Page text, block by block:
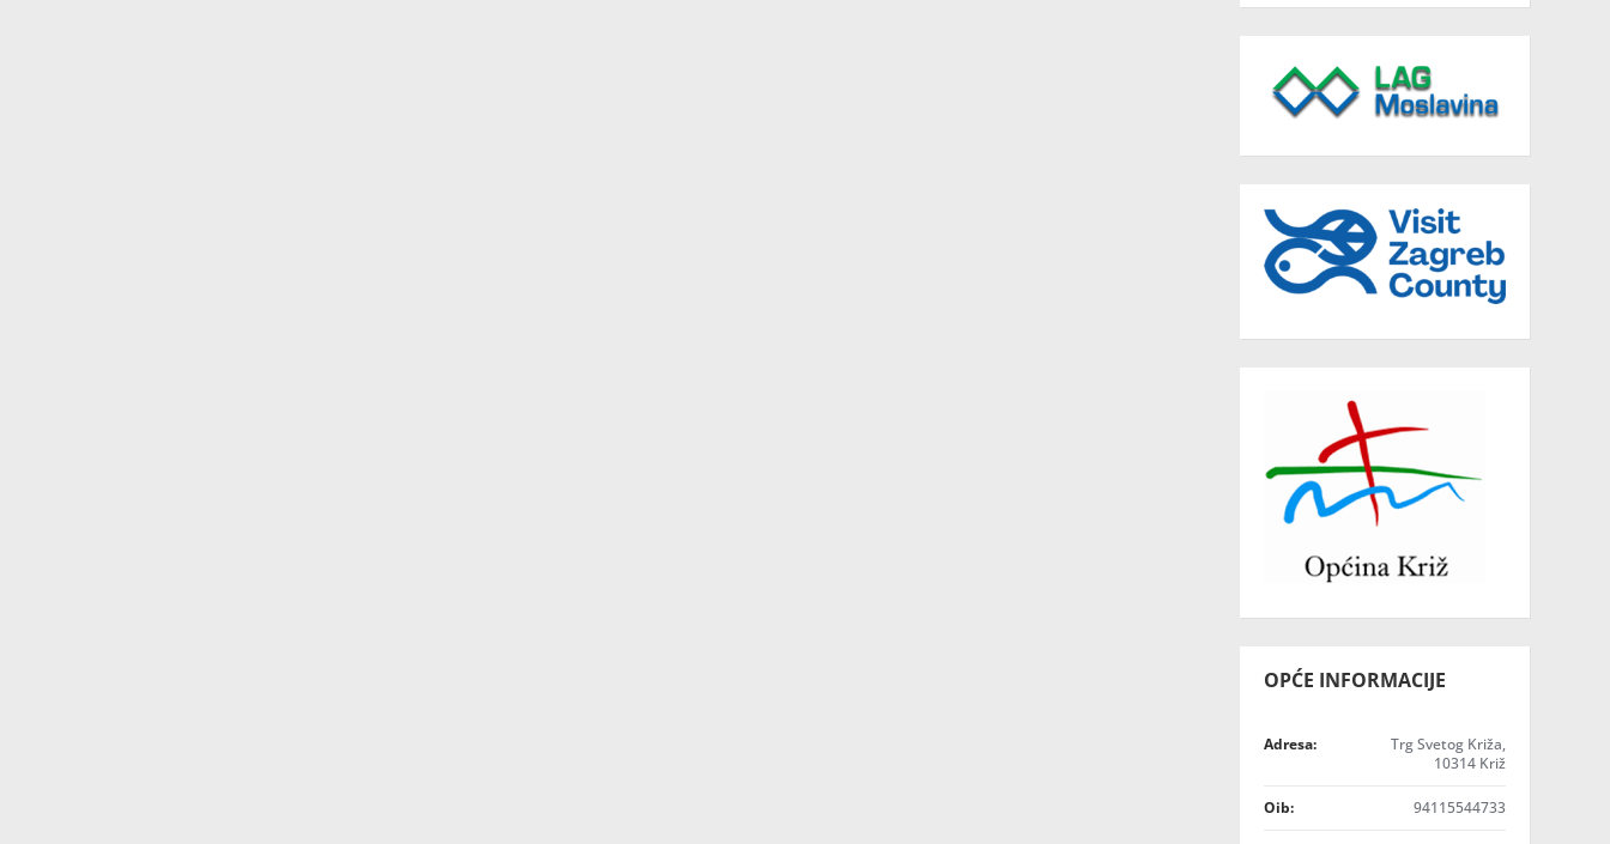
OPĆE INFORMACIJE
Adresa:
Trg Svetog Križa,
10314 Križ
Oib: 94115544733